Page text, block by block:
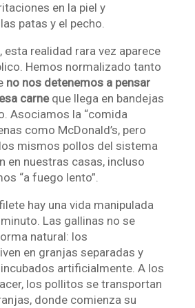
en la piel y
patas y el pecho.
esta realidad rara vez aparece
Hemos normalizado tanto
no nos detenemos a pensar
carneque llega en bandejas
Asociamos la “comida
como McDonald’s, pero
mismos pollos del sistema
en nuestras casas, incluso
“a fuego lento”.
hay una vida manipulada
Las gallinas no se
natural: los
en granjas separadas y
artificialmente. A los
los pollitos se transportan
donde comienza su